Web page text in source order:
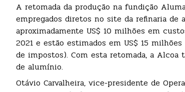
A retomada da produção na fundição
empregados diretos no site da refinaria de
aproximadamente US$ 10 milhões em
2021 e estão estimados em US$ 15
de impostos). Com esta retomada, a Alcoa
de alumínio.
Otávio Carvalheira, vice-presidente de